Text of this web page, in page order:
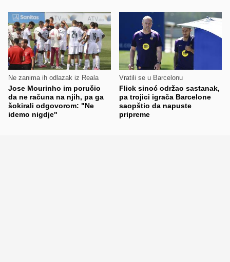
Ne zanima ih odlazak iz Reala
Jose Mourinho im poručio
da ne računa na njih, pa ga
šokirali odgovorom: "Ne
idemo nigdje"
Vratili se u Barcelonu
Flick sinoć održao sastanak,
pa trojici igrača Barcelone
saopštio da napuste
pripreme